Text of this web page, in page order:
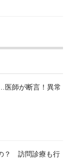
医師が断言！異常
？ 訪問診療も行